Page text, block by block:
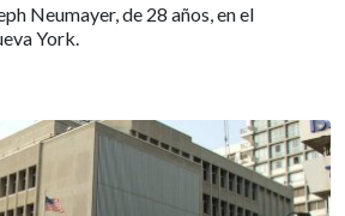
Neumayer, de 28 años, en el
York.